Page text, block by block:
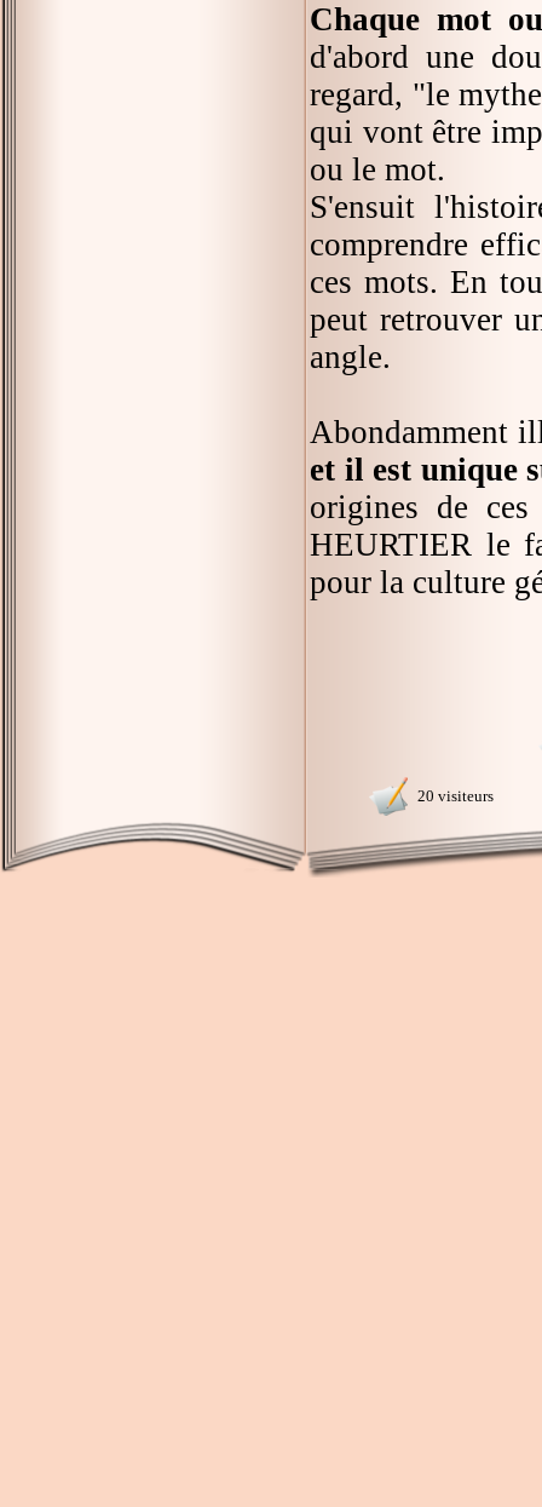
Chaque mot
d'abord une
regard, "le
qui vont être
ou le mot.
S'ensuit
comprendre
ces mots. En
peut retrouver
angle.
Abondamment
et il est unique
origines de
HEURTIER le
pour la culture
20 visiteurs